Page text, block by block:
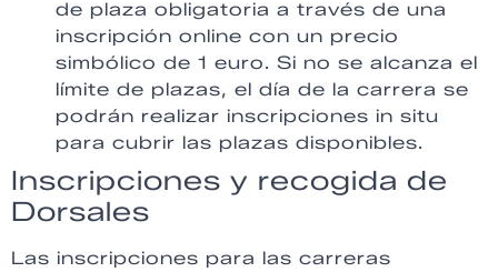
de plaza obligatoria a través de una
inscripción online con un precio
simbólico de 1 euro. Si no se alcanza el
límite de plazas, el día de la carrera se
podrán realizar inscripciones in situ
para cubrir las plazas disponibles.
Inscripciones y recogida de
Dorsales
Las inscripciones para las carreras